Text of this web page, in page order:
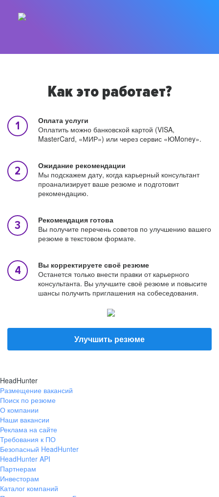
Как это работает?
Оплата услуги
Оплатить можно банковской картой (VISA,
MasterCard, «МИР») или через сервис «ЮMoney».
Ожидание рекомендации
Мы подскажем дату, когда карьерный консультант
проанализирует ваше резюме и подготовит
рекомендацию.
Рекомендация готова
Вы получите перечень советов по улучшению вашего
резюме в текстовом формате.
Вы корректируете своё резюме
Останется только внести правки от карьерного
консультанта. Вы улучшите своё резюме и повысите
шансы получить приглашения на собеседования.
Улучшить резюме
HeadHunter
Размещение вакансий
Поиск по резюме
О компании
Наши вакансии
Реклама на сайте
Требования к ПО
Безопасный HeadHunter
HeadHunter API
Партнерам
Инвесторам
Каталог компаний